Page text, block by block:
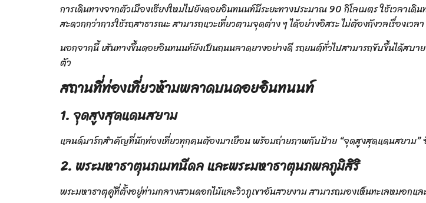
การเดินทางจากตัวเมืองเชียงใหม่ไปยังดอยอินทนนท์มีระยะทางประมาณ 90 กิโลเมตร ใช้เวลาเดิ
สะดวกกว่าการใช้รถสาธารณะ สามารถแวะเที่ยวตามจุดต่าง ๆ ได้อย่างอิสระ ไม่ต้องกังวลเรื่องเวลา
นอกจากนี้ เส้นทางขึ้นดอยอินทนนท์ยังเป็นถนนลาดยางอย่างดี รถยนต์ทั่วไปสามารถขับขึ้นได้สบา
ตัว
สถานที่ท่องเที่ยวห้ามพลาดบนดอยอินทนนท์
1. จุดสูงสุดแดนสยาม
แลนด์มาร์กสำคัญที่นักท่องเที่ยวทุกคนต้องมาเยือน พร้อมถ่ายภาพกับป้าย “จุดสูงสุดแดนสยาม
2. พระมหาธาตุนภเมทนีดล และพระมหาธาตุนภพลภูมิสิริ
พระมหาธาตุคู่ที่ตั้งอยู่ท่ามกลางสวนดอกไม้และวิวภูเขาอันสวยงาม สามารถมองเห็นทะเลหมอกแ